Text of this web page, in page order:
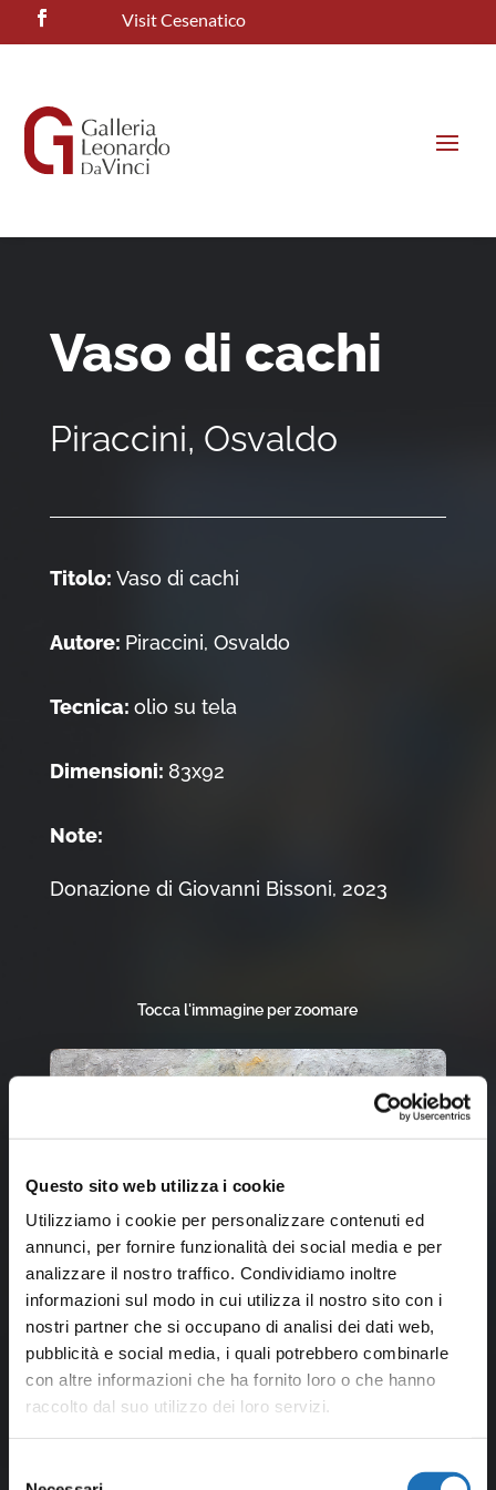
Questo sito web utilizza i cookie
Utilizziamo i cookie per personalizzare contenuti ed
annunci, per fornire funzionalità dei social media e per
analizzare il nostro traffico. Condividiamo inoltre
informazioni sul modo in cui utilizza il nostro sito con i
nostri partner che si occupano di analisi dei dati web,
pubblicità e social media, i quali potrebbero combinarle
con altre informazioni che ha fornito loro o che hanno
raccolto dal suo utilizzo dei loro servizi.
Visit Cesenatico
Vaso di cachi
Piraccini, Osvaldo
Titolo: Vaso di cachi
Autore: Piraccini, Osvaldo
Tecnica: olio su tela
Dimensioni: 83x92
Note:
Donazione di Giovanni Bissoni, 2023
Tocca l'immagine per zoomare